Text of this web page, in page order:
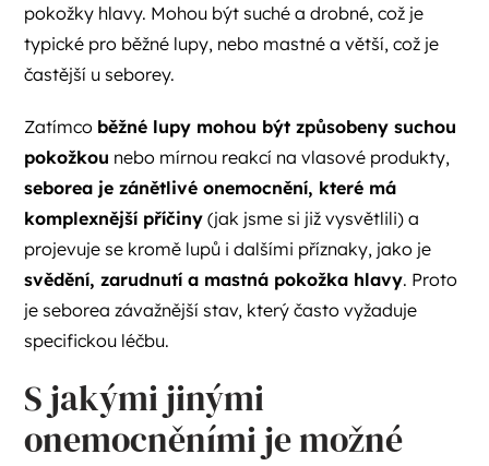
pokožky hlavy. Mohou být suché a drobné, což je
typické pro běžné lupy, nebo mastné a větší, což je
častější u seborey.
Zatímco běžné lupy mohou být způsobeny suchou
pokožkou nebo mírnou reakcí na vlasové produkty,
seborea je zánětlivé onemocnění, které má
komplexnější příčiny (jak jsme si již vysvětlili) a
projevuje se kromě lupů i dalšími příznaky, jako je
svědění, zarudnutí a mastná pokožka hlavy. Proto
je seborea závažnější stav, který často vyžaduje
specifickou léčbu.
S jakými jinými
onemocněními je možné